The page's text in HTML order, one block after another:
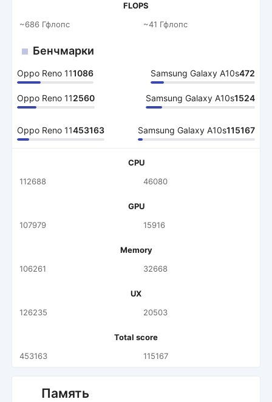
FLOPS
~686 Гфлопс
~41 Гфлопс
Бенчмарки
Oppo Reno 111086 Samsung Galaxy A10s472
Oppo Reno 112560 Samsung Galaxy A10s1524
Oppo Reno 11453163 Samsung Galaxy A10s115167
CPU
112688
46080
GPU
107979
15916
Memory
106261
32668
UX
126235
20503
Total score
453163
115167
Память